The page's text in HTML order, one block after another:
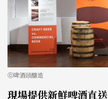
ⓒ啤酒頭釀造
現場提供新鮮啤酒直送